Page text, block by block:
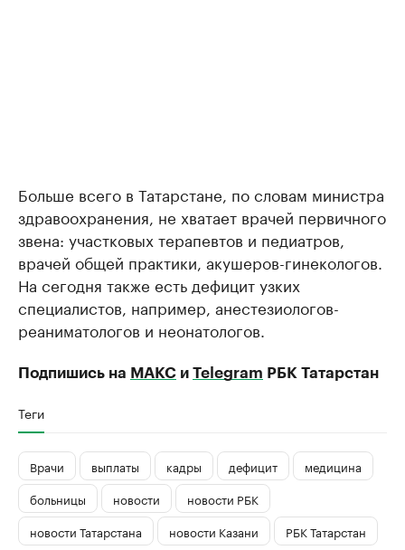
Больше всего в Татарстане, по словам министра
здравоохранения, не хватает врачей первичного
звена: участковых терапевтов и педиатров,
врачей общей практики, акушеров-гинекологов.
На сегодня также есть дефицит узких
специалистов, например, анестезиологов-
реаниматологов и неонатологов.
Подпишись на МАКС и Telegram РБК Татарстан
Теги
Врачи выплаты кадры дефицит
медицина
больницы
новости
новости РБК
новости Татарстана
новости Казани РБК Татарстан